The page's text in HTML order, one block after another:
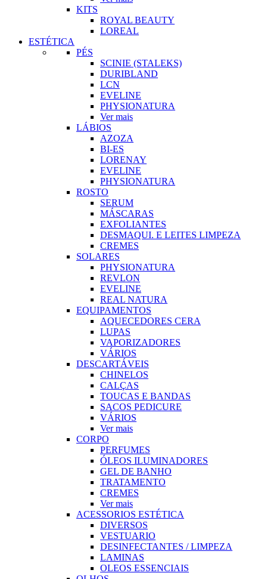
KITS
ROYAL BEAUTY
LOREAL
ESTÉTICA
PÉS
SCINIE (STALEKS)
DURIBLAND
LCN
EVELINE
PHYSIONATURA
Ver mais
LÁBIOS
AZOZA
BI-ES
LORENAY
EVELINE
PHYSIONATURA
ROSTO
SERUM
MÁSCARAS
EXFOLIANTES
DESMAQUI. E LEITES LIMPEZA
CREMES
SOLARES
PHYSIONATURA
REVLON
EVELINE
REAL NATURA
EQUIPAMENTOS
AQUECEDORES CERA
LUPAS
VAPORIZADORES
VÁRIOS
DESCARTÁVEIS
CHINELOS
CALÇAS
TOUCAS E BANDAS
SACOS PEDICURE
VÁRIOS
Ver mais
CORPO
PERFUMES
ÓLEOS ILUMINADORES
GEL DE BANHO
TRATAMENTO
CREMES
Ver mais
ACESSORIOS ESTÉTICA
DIVERSOS
VESTUARIO
DESINFECTANTES / LIMPEZA
LAMINAS
OLEOS ESSENCIAIS